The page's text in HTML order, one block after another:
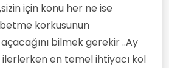
için konu her ne ise
korkusunun
bilmek gerekir ..Ay
en temel ihtiyacı kol